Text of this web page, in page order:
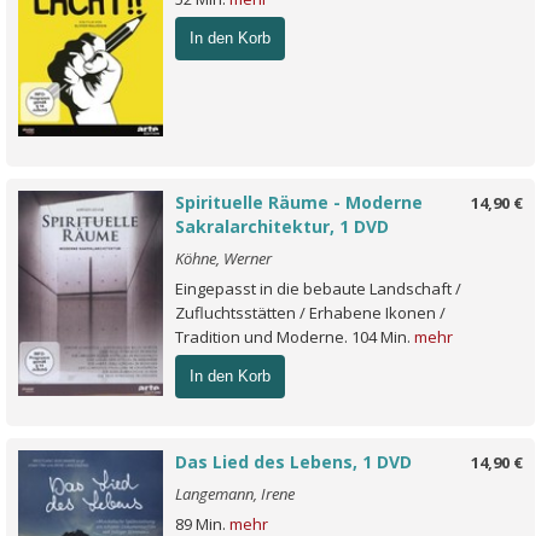
In den Korb
14,90 €
Spirituelle Räume - Moderne
Sakralarchitektur, 1 DVD
Köhne, Werner
Eingepasst in die bebaute Landschaft /
Zufluchtsstätten / Erhabene Ikonen /
Tradition und Moderne. 104 Min. mehr
In den Korb
14,90 €
Das Lied des Lebens, 1 DVD
Langemann, Irene
89 Min. mehr